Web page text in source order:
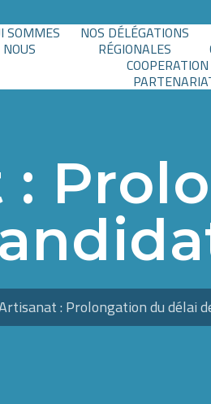
SOMMES
NOUS
NOS DÉLÉGATIONS
RÉGIONALES
: Prolongation du délai